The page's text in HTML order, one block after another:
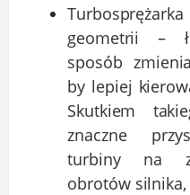
geometrii –
sposób
by lepiej
Skutkiem
znaczne
turbiny na
obrotów silnika,